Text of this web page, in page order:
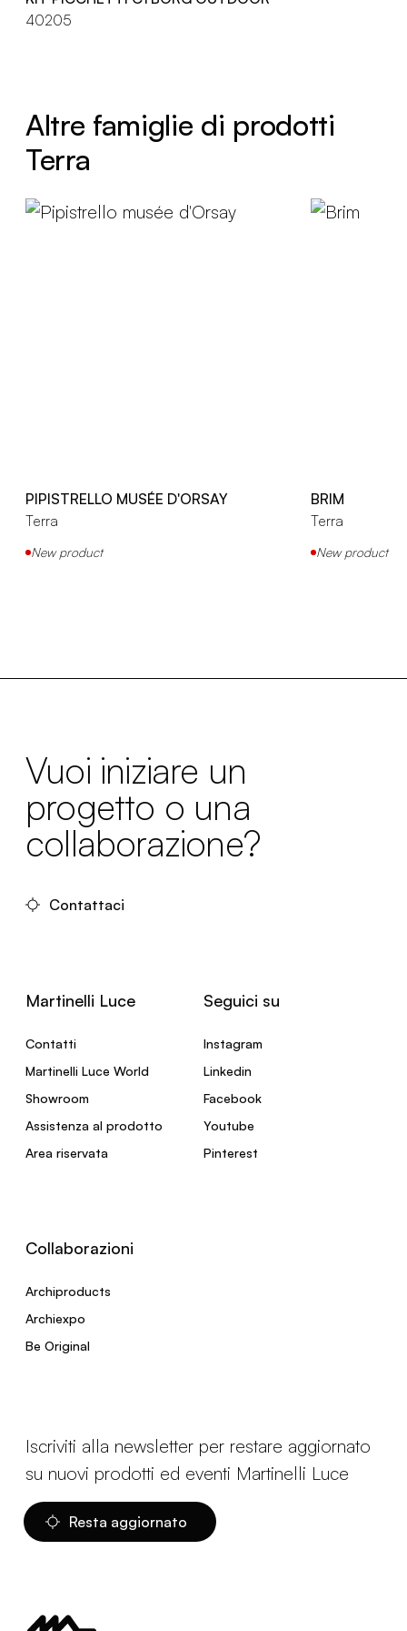
40205
Altre famiglie di prodotti
Terra
PIPISTRELLO MUSÉE D'ORSAY
Terra
New product
BRIM
Terra
New product
Vuoi iniziare un
progetto o una
collaborazione?
Contattaci
Martinelli Luce
Contatti
Martinelli Luce World
Showroom
Assistenza al prodotto
Area riservata
Seguici su
Instagram
Linkedin
Facebook
Youtube
Pinterest
Collaborazioni
Archiproducts
Archiexpo
Be Original
Iscriviti alla newsletter per restare aggiornato
su nuovi prodotti ed eventi Martinelli Luce
Resta aggiornato